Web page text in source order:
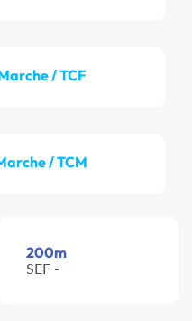
/ TCF
/ TCM
200m
SEF -